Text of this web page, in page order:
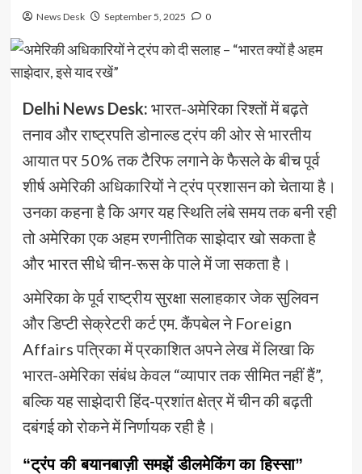
News Desk September 5, 2025 0
Delhi News Desk: भारत-अमेरिका रिश्तों में बढ़ते
तनाव और राष्ट्रपति डोनाल्ड ट्रंप की ओर से भारतीय
आयात पर 50% तक टैरिफ लगाने के फैसले के बीच पूर्व
शीर्ष अमेरिकी अधिकारियों ने ट्रंप प्रशासन को चेताया है।
उनका कहना है कि अगर यह स्थिति लंबे समय तक बनी रही
तो अमेरिका एक अहम रणनीतिक साझेदार खो सकता है
और भारत सीधे चीन-रूस के पाले में जा सकता है।
अमेरिका के पूर्व राष्ट्रीय सुरक्षा सलाहकार जेक सुलिवन
और डिप्टी सेक्रेटरी कर्ट एम. कैंपबेल ने Foreign
Affairs पत्रिका में प्रकाशित अपने लेख में लिखा कि
भारत-अमेरिका संबंध केवल “व्यापार तक सीमित नहीं हैं”,
बल्कि यह साझेदारी हिंद-प्रशांत क्षेत्र में चीन की बढ़ती
दबंगई को रोकने में निर्णायक रही है।
“ट्रंप की बयानबाज़ी समझें डीलमेकिंग का हिस्सा”